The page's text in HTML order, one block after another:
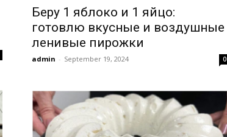
Беру 1 яблоко и 1 яйцо:
готовлю вкусные и воздушные
ленивые пирожки
admin - September 19, 2024 0